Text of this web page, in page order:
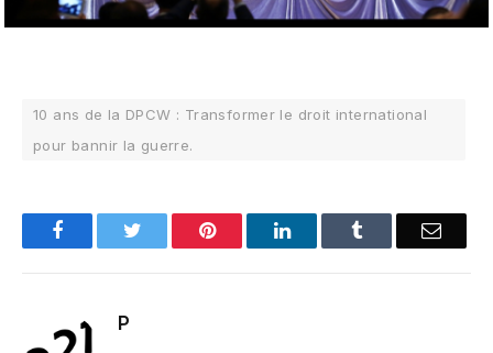
10 ans de la DPCW : Transformer le droit international
pour bannir la guerre.
FacebookTwitter Pinterest LinkedInTumblr Email
P